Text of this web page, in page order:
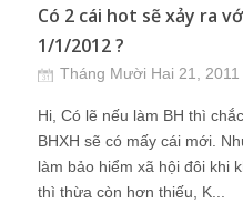
Có 2 cái hot sẽ xảy ra
1/1/2012 ?
Tháng Mười Hai 21, 2011
Hi, Có lẽ nếu làm BH thì
BHXH sẽ có mấy cái mới.
làm bảo hiểm xã hội đôi khi
thì thừa còn hơn thiếu, K...